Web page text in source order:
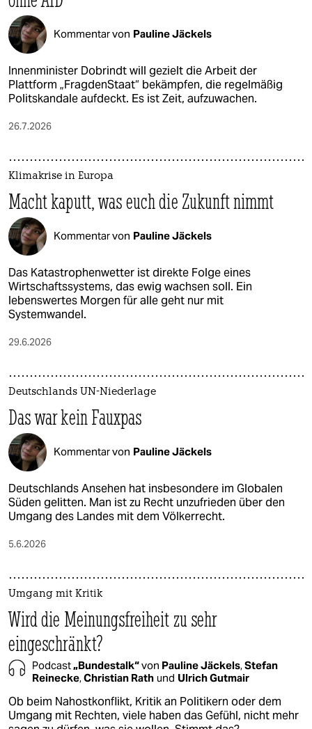
Kommentar von Pauline Jäckels
Innenminister Dobrindt will gezielt die Arbeit der
Plattform „FragdenStaat“ bekämpfen, die regelmäßig
Politskandale aufdeckt. Es ist Zeit, aufzuwachen.
26.7.2026
Klimakrise in Europa
Macht kaputt, was euch die Zukunft nimmt
Kommentar von Pauline Jäckels
Das Katastrophenwetter ist direkte Folge eines
Wirtschaftssystems, das ewig wachsen soll. Ein
lebenswertes Morgen für alle geht nur mit
Systemwandel.
29.6.2026
Deutschlands UN-Niederlage
Das war kein Fauxpas
Kommentar von Pauline Jäckels
Deutschlands Ansehen hat insbesondere im Globalen
Süden gelitten. Man ist zu Recht unzufrieden über den
Umgang des Landes mit dem Völkerrecht.
5.6.2026
Umgang mit Kritik
Wird die Meinungsfreiheit zu sehr
eingeschränkt?
Podcast„Bundestalk“von Pauline Jäckels,Stefan
Reinecke,Christian Rath und Ulrich Gutmair
Ob beim Nahostkonflikt, Kritik an Politikern oder dem
Umgang mit Rechten, viele haben das Gefühl, nicht mehr